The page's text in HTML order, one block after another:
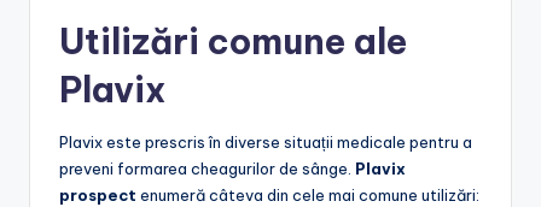
Utilizări comune ale
Plavix
Plavix este prescris în diverse situații medicale pentru a
preveni formarea cheagurilor de sânge. Plavix
prospect enumeră câteva din cele mai comune utilizări: